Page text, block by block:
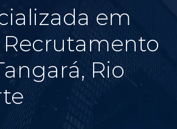
em
Rio